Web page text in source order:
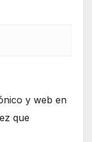
y web en
que